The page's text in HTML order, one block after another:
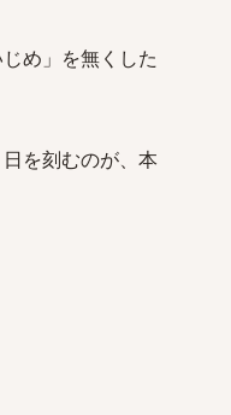
め」を無くした
を刻むのが、本